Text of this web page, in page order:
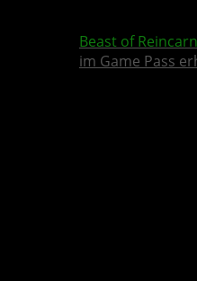
Beast of
im Game Pass